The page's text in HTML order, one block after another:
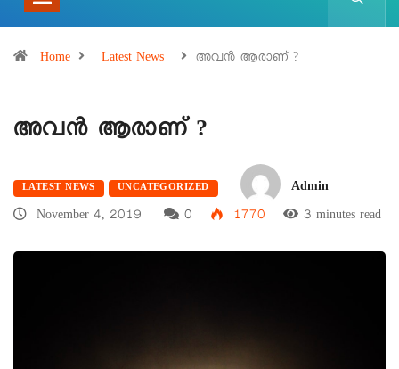
Home Latest News അവൻ ആരാണ് ?
അവൻ ആരാണ് ?
LATEST NEWS UNCATEGORIZED
Admin
November 4, 2019
0 1770 3 minutes read